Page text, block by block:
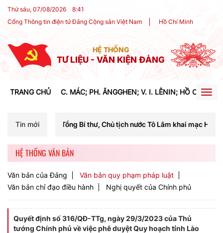
Thứ sáu, 07/08/2026 8:41
Cổng Thông tin điện tử Đảng Cộng sản Việt Nam
Hồ Chí Minh
HỆ THỐNG
TƯ LIỆU - VĂN KIỆN ĐẢNG
TRANG CHỦ C. MÁC; PH. ĂNGGHEN; V. I. LÊNIN; HỒ CHÍ
Tin mới
Bí thư, Chủ tịch nước Tô Lâm khai mạc Hội nghị Trung ương lần
HỆ THỐNG VĂN BẢN
Văn bản của Đảng
Văn bản quy phạm pháp luật
Văn bản chỉ đạo điều hành
Nghị quyết của Chính phủ
Quyết định số 316/QĐ-TTg, ngày 29/3/2023 của Thủ
tướng Chính phủ về việc phê duyệt Quy hoạch tỉnh Lào